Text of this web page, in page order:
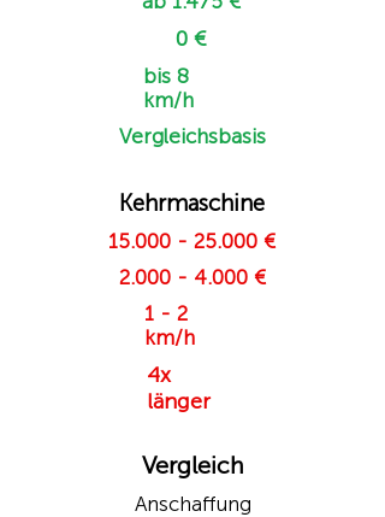
0 €
bis 8
km/h
Vergleichsbasis
Kehrmaschine
15.000 - 25.000 €
2.000 - 4.000 €
1 - 2
km/h
4x
länger
Vergleich
Anschaffung